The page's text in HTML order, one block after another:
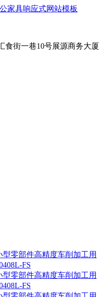
食街一巷10号展源商务大厦